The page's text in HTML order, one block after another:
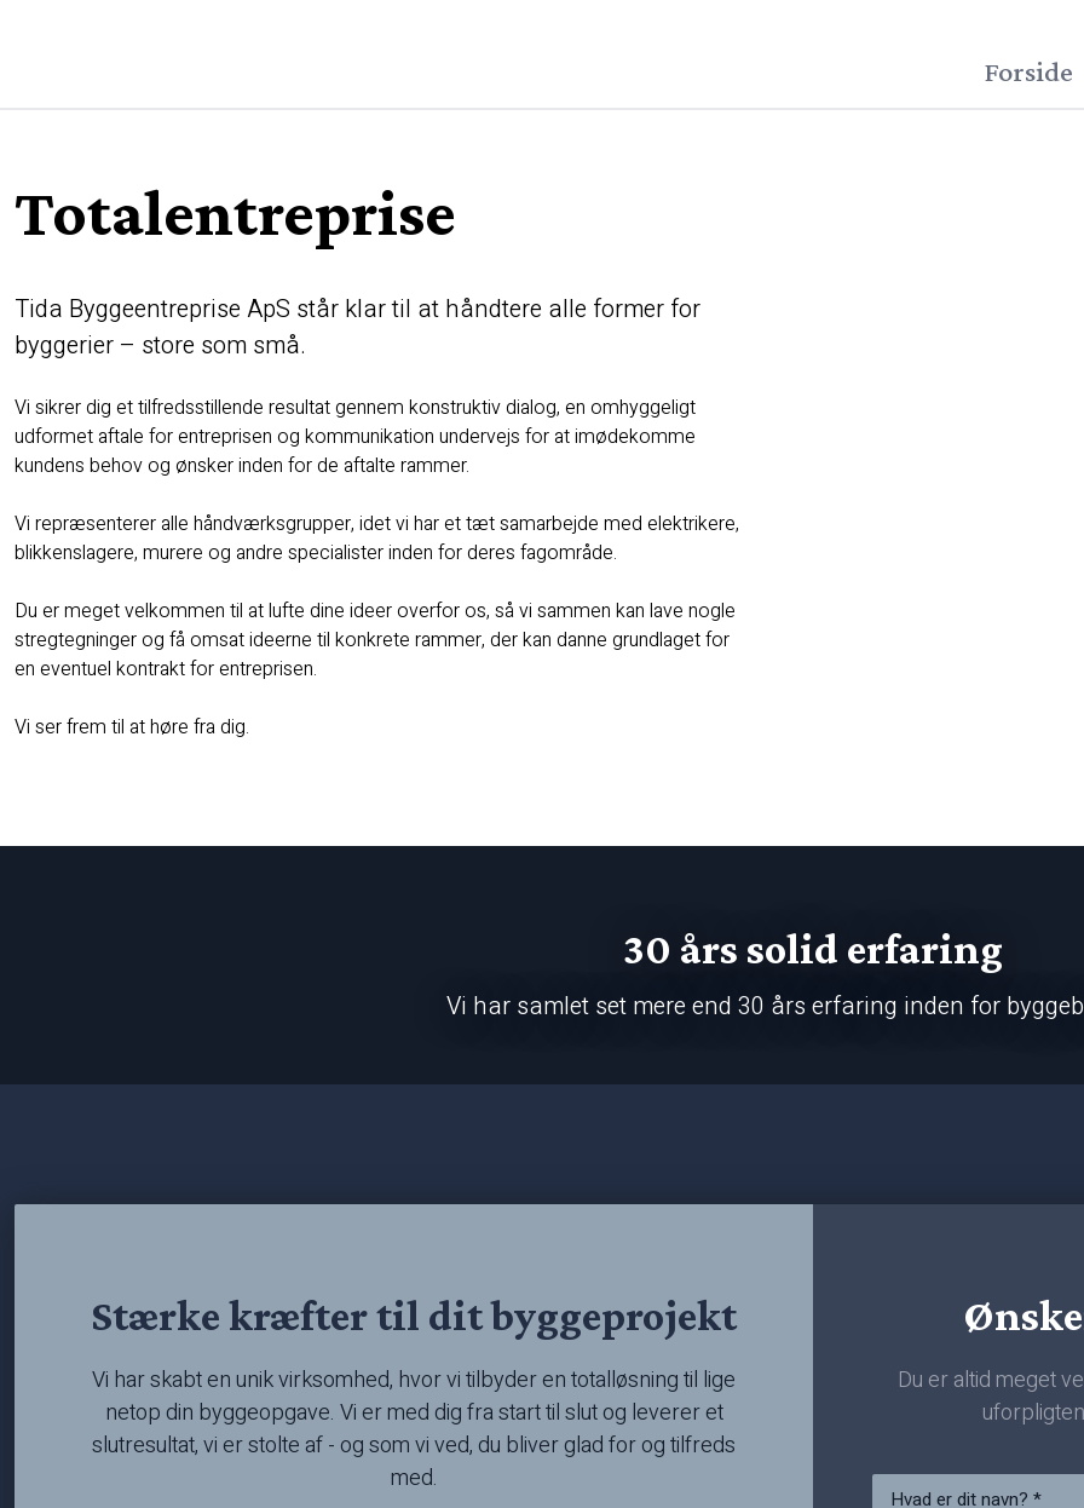
Forside
Totalentreprise
Tida Byggeentreprise ApS står klar til at håndtere alle former for
byggerier – store som små.
Vi sikrer dig et tilfredsstillende resultat gennem konstruktiv dialog, en omhyggeligt
udformet aftale for entreprisen og kommunikation undervejs for at imødekomme
kundens behov og ønsker inden for de aftalte rammer.
Vi repræsenterer alle håndværksgrupper, idet vi har et tæt samarbejde med elektrikere,
blikkenslagere, murere og andre specialister inden for deres fagområde.
Du er meget velkommen til at lufte dine ideer overfor os, så vi sammen kan lave nogle
stregtegninger og få omsat ideerne til konkrete rammer, der kan danne grundlaget for
en eventuel kontrakt for entreprisen.
Vi ser frem til at høre fra dig.
30 års solid erfaring
Vi har samlet set mere end 30 års erfaring inden for
Stærke kræfter til dit byggeprojekt
Vi har skabt en unik virksomhed, hvor vi tilbyder en totalløsning til lige
netop din byggeopgave. Vi er med dig fra start til slut og leverer et
slutresultat, vi er stolte af - og som vi ved, du bliver glad for og tilfreds
med.
Du er altid meget